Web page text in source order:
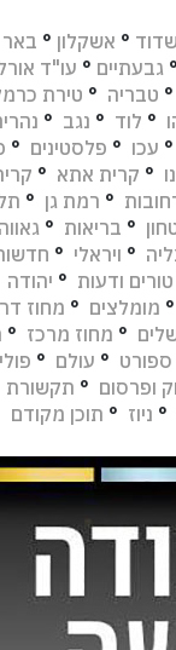
° אשקלון ° באר
° גבעתיים ° עו"ד
° טבריה ° טירת
° לוד ° נגב °
° עכו ° פלסטינים °
° קרית אתא °
° רמת גן °
° בריאות ° גאווה
° ויראלי °
טורים ודעות ° יהודה
° מומלצים ° מחוז
° מחוז מרכז °
ספורט ° עולם °
ופרסום ° תקשורת
° ניוז ° תוכן מקודם